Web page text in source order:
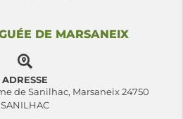
DE MARSANEIX
ADRESSE
de Sanilhac, Marsaneix 24750
SANILHAC